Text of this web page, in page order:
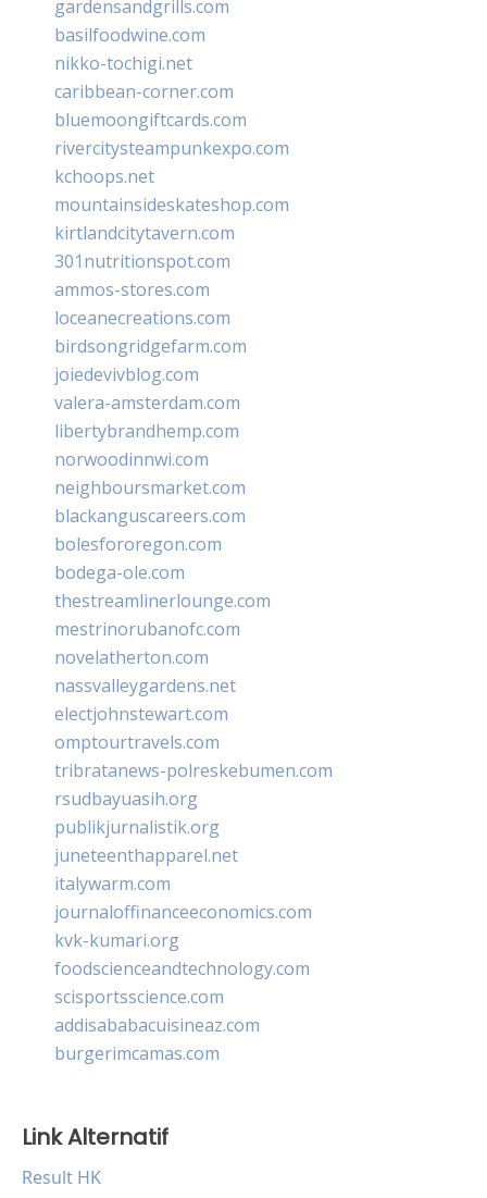
gardensandgrills.com
basilfoodwine.com
nikko-tochigi.net
caribbean-corner.com
bluemoongiftcards.com
rivercitysteampunkexpo.com
kchoops.net
mountainsideskateshop.com
kirtlandcitytavern.com
301nutritionspot.com
ammos-stores.com
loceanecreations.com
birdsongridgefarm.com
joiedevivblog.com
valera-amsterdam.com
libertybrandhemp.com
norwoodinnwi.com
neighboursmarket.com
blackanguscareers.com
bolesfororegon.com
bodega-ole.com
thestreamlinerlounge.com
mestrinorubanofc.com
novelatherton.com
nassvalleygardens.net
electjohnstewart.com
omptourtravels.com
tribratanews-polreskebumen.com
rsudbayuasih.org
publikjurnalistik.org
juneteenthapparel.net
italywarm.com
journaloffinanceeconomics.com
kvk-kumari.org
foodscienceandtechnology.com
scisportsscience.com
addisababacuisineaz.com
burgerimcamas.com
Link Alternatif
Result HK